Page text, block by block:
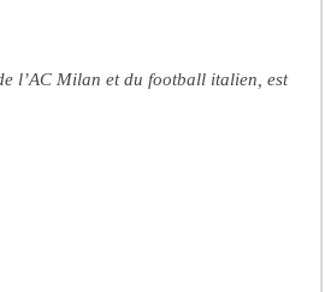
l’AC Milan et du football italien, est